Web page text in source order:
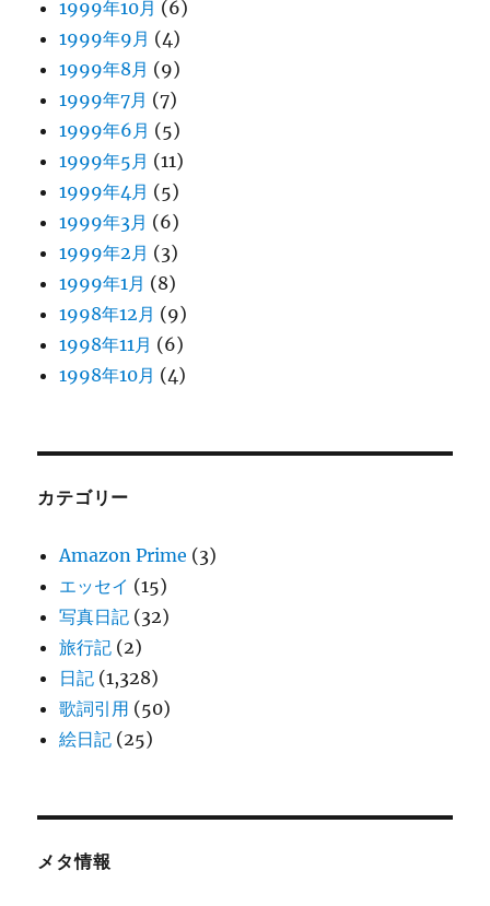
1999年10月 (6)
1999年9月 (4)
1999年8月 (9)
1999年7月 (7)
1999年6月 (5)
1999年5月 (11)
1999年4月 (5)
1999年3月 (6)
1999年2月 (3)
1999年1月 (8)
1998年12月 (9)
1998年11月 (6)
1998年10月 (4)
カテゴリー
Amazon Prime (3)
エッセイ (15)
写真日記 (32)
旅行記 (2)
日記 (1,328)
歌詞引用 (50)
絵日記 (25)
メタ情報